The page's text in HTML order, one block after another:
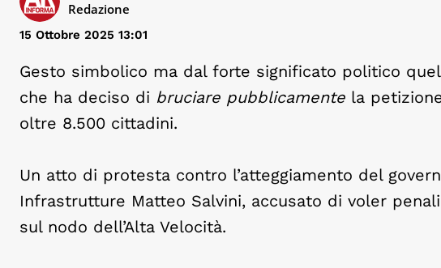
Redazione
15 Ottobre 2025 13:01
Gesto simbolico ma dal forte significato politico
che ha deciso di bruciare pubblicamente la
oltre 8.500 cittadini.
Un atto di protesta contro l’atteggiamento del
Infrastrutture Matteo Salvini, accusato di voler
sul nodo dell’Alta Velocità.